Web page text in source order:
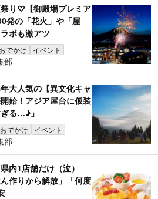
り♡【御殿場プレミア
発の「花火」や「屋
ボも激アツ
おでかけ イベント
部
大人気の【異文化キャ
始！アジア屋台に仮装
る…♪」
おでかけ イベント
部
内1店舗だけ（泣）
作りから解放」「何度